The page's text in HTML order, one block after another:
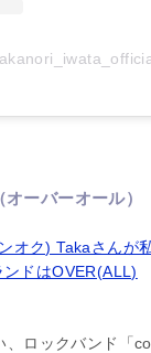
ーバーオール）
、ロックバンド「